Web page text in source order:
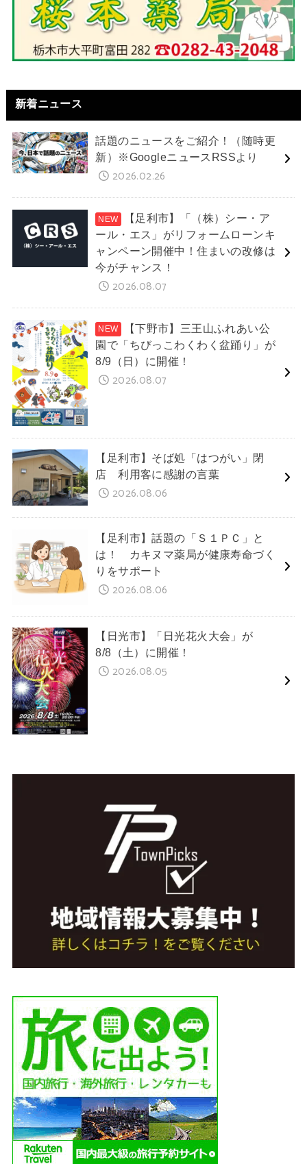
新着ニュース
話題のニュースをご紹介！（随時更
新）※GoogleニュースRSSより
2026.02.26
【足利市】「（株）シー・ア
ール・エス」がリフォームローンキ
ャンペーン開催中！住まいの改修は
今がチャンス！
2026.08.07
【下野市】三王山ふれあい公
園で「ちびっこわくわく盆踊り」が
8/9（日）に開催！
2026.08.07
【足利市】そば処「はつがい」閉
店 利用客に感謝の言葉
2026.08.06
【足利市】話題の「Ｓ１ＰＣ」と
は！ カキヌマ薬局が健康寿命づく
りをサポート
2026.08.06
【日光市】「日光花火大会」が
8/8（土）に開催！
2026.08.05